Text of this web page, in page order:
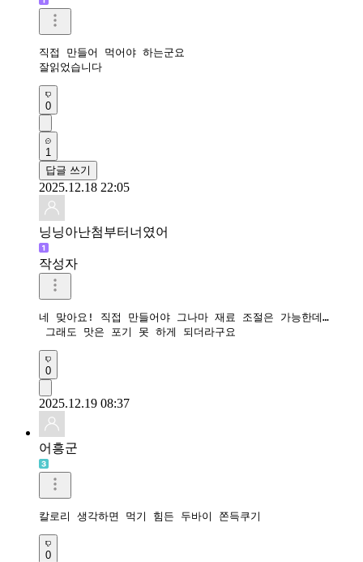
직접 만들어 먹어야 하는군요
잘읽었습니다
0
1
답글 쓰기
2025.12.18 22:05
닝닝아난첨부터너였어
작성자
네 맞아요! 직접 만들어야 그나마 재료 조절은 가능한데…
그래도 맛은 포기 못 하게 되더라구요
0
2025.12.19 08:37
어흥군
칼로리 생각하면 먹기 힘든 두바이 쫀득쿠기
0